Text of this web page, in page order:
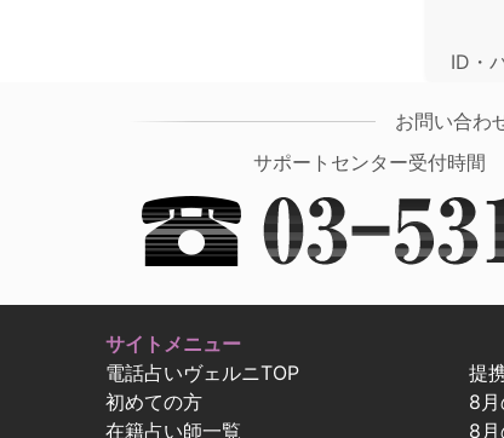
ID・
お問い合わ
サポートセンター受付時間
サイトメニュー
電話占いヴェルニTOP
初めての方
在籍占い師一覧
提
8月
8